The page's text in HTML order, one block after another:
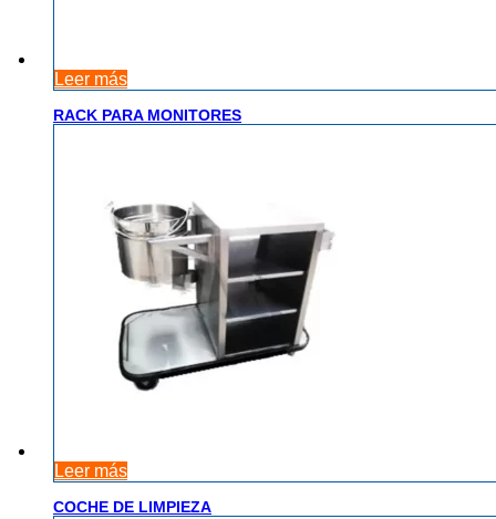
Leer más
RACK PARA MONITORES
Leer más
COCHE DE LIMPIEZA